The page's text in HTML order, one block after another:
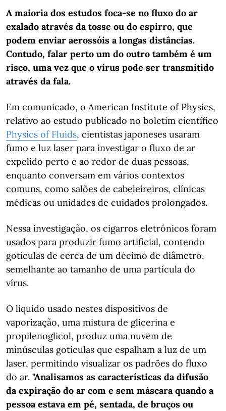
A maioria dos estudos foca-se no fluxo do ar
exalado através da tosse ou do espirro, que
podem enviar aerossóis a longas distâncias.
Contudo, falar perto um do outro também é um
risco, uma vez que o vírus pode ser transmitido
através da fala.
Em comunicado, o American Institute of Physics,
relativo ao estudo publicado no boletim científico
Physics of Fluids, cientistas japoneses usaram
fumo e luz laser para investigar o fluxo de ar
expelido perto e ao redor de duas pessoas,
enquanto conversam em vários contextos
comuns, como salões de cabeleireiros, clínicas
médicas ou unidades de cuidados prolongados.
Nessa investigação, os cigarros eletrónicos foram
usados para produzir fumo artificial, contendo
gotículas de cerca de um décimo de diâmetro,
semelhante ao tamanho de uma partícula do
vírus.
O líquido usado nestes dispositivos de
vaporização, uma mistura de glicerina e
propilenoglicol, produz uma nuvem de
minúsculas gotículas que espalham a luz de um
laser, permitindo visualizar os padrões do fluxo
do ar. "Analisamos as características da difusão
da expiração do ar com e sem máscara quando a
pessoa estava em pé, sentada, de bruços ou